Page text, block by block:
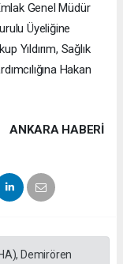
Genel Müdür
Üyeliğine
Yıldırım, Sağlık
Hakan
ANKARA HABERİ
Demirören